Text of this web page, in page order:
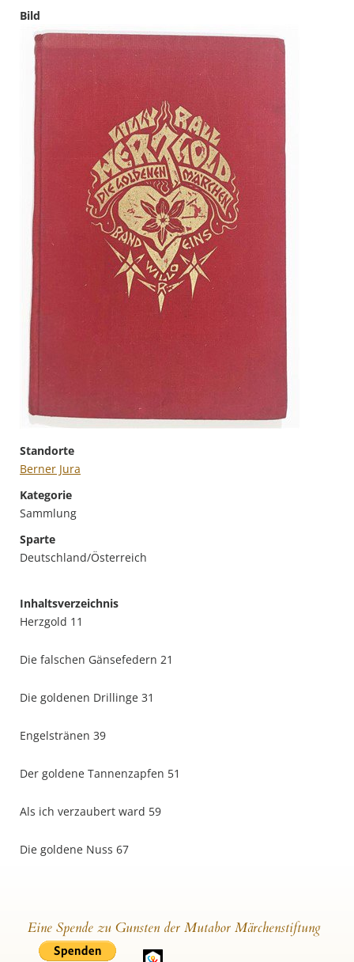
Bild
Standorte
Berner Jura
Kategorie
Sammlung
Sparte
Deutschland/Österreich
Inhaltsverzeichnis
Herzgold 11
Die falschen Gänsefedern 21
Die goldenen Drillinge 31
Engelstränen 39
Der goldene Tannenzapfen 51
Als ich verzaubert ward 59
Die goldene Nuss 67
Eine Spende zu Gunsten der Mutabor Märchenstiftung